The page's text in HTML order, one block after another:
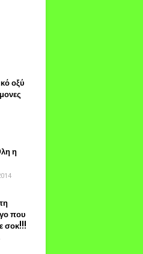
οξύ
η
που
σοκ!!!